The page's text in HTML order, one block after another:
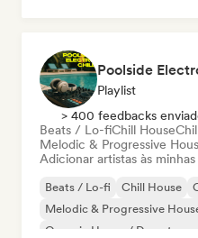
Poolside
Playlist
> 400 feedbacks
Beats / Lo-fiChill House
Melodic & Progressive
Adicionar artistas às
Beats / Lo-fi Chill House
Melodic & Progressive
Organic House / Downtempo